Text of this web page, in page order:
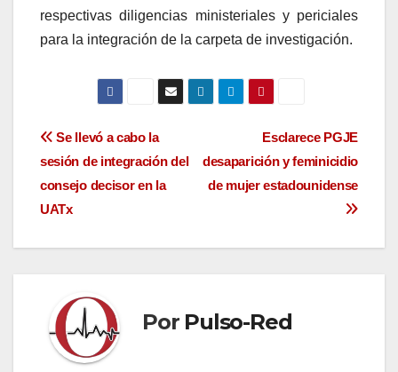
respectivas diligencias ministeriales y periciales
para la integración de la carpeta de investigación.
Navegación
de
entradas
Esclarece PGJE
desaparición y feminicidio
de mujer estadounidense
Se llevó a cabo la
sesión de integración del
consejo decisor en la
UATx
Por Pulso-Red